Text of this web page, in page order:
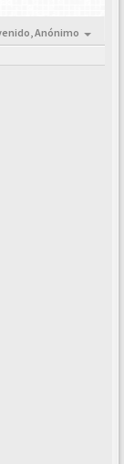
Anónimo